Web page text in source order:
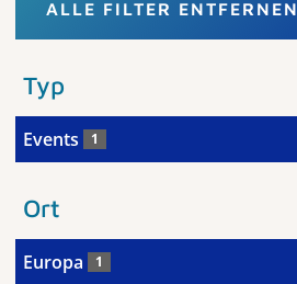
ALLE FILTER ENTFERNEN
Typ
Events 1
Ort
Europa 1